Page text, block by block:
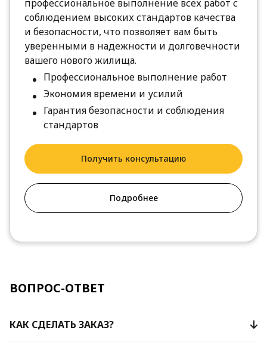
профессиональное выполнение всех работ с
соблюдением высоких стандартов качества
и безопасности, что позволяет вам быть
уверенными в надежности и долговечности
вашего нового жилища.
Профессиональное выполнение работ
Экономия времени и усилий
Гарантия безопасности и соблюдения
стандартов
Получить консультацию
Подробнее
ВОПРОС-ОТВЕТ
КАК СДЕЛАТЬ ЗАКАЗ?